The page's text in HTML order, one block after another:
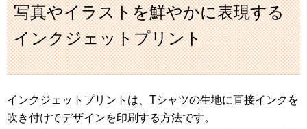
写真やイラストを鮮やかに表現する
インクジェットプリント
インクジェットプリントは、Tシャツの生地に直接インクを
吹き付けてデザインを印刷する方法です。